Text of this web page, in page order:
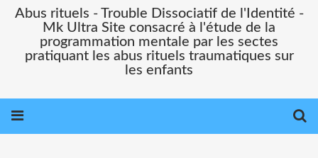
Abus rituels - Trouble Dissociatif de l'Identité -
Mk Ultra Site consacré à l'étude de la
programmation mentale par les sectes
pratiquant les abus rituels traumatiques sur
les enfants